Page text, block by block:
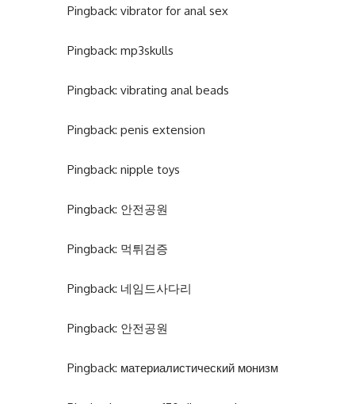
Pingback: vibrator for anal sex
Pingback: mp3skulls
Pingback: vibrating anal beads
Pingback: penis extension
Pingback: nipple toys
Pingback: 안전공원
Pingback: 먹튀검증
Pingback: 네임드사다리
Pingback: 안전공원
Pingback: материалистический монизм